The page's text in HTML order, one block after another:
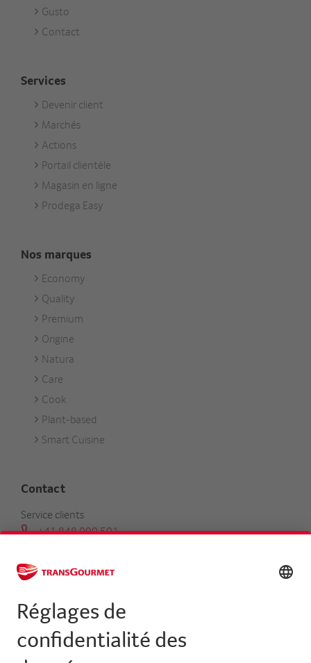
Gusto
Contact
Services
Footer
Services
Devenir client
Marchés
Actions
Portail clientèle
Magasin en ligne
Prodega Easy
Nos marques
Footer
Unsere
Marken
Economy
Quality
Premium
Origine
Natura
Care
Cook
Plant-based
Smart Cuisine
Contact
Service clients
+41 848 000 501
Trouver un conseiller clientèle
Centrale
+41 31 858 48 48
info@transgourmet.ch